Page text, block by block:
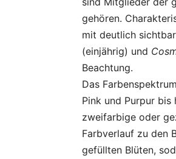
gehören.
mit deutlich
(einjährig) und
Beachtung.
Das
Pink und Purpur
zweifarbige oder
Farbverlauf zu den
gefüllten Blüten,